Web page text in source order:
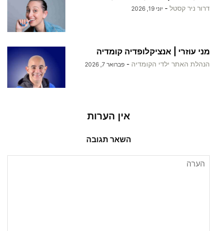
דרור ניר קסטל - יוני 19, 2026
מני עוזרי | אנציקלופדיה קומדיה
הנהלת האתר ילדי הקומדיה - פברואר 7, 2026
אין הערות
השאר תגובה